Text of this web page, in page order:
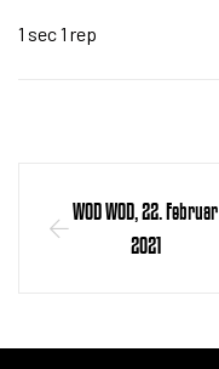
1 sec 1 rep
WOD WOD, 22. Februar
2021